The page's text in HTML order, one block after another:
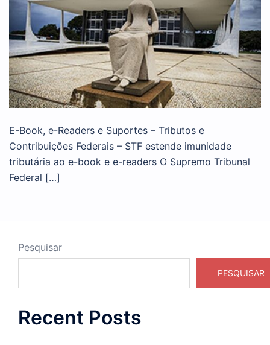
E-Book, e-Readers e Suportes – Tributos e
Contribuições Federais – STF estende imunidade
tributária ao e-book e e-readers O Supremo Tribunal
Federal […]
Pesquisar
PESQUISAR
Recent Posts